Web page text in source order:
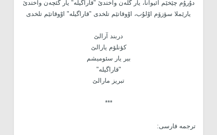
دۇرۇم چێخێم ائیوانا، یار گله‌ن واختدێ "قاراگیله" یار گئچه‌ن واختدێ
یارێملا سؤزۆم اوْلۇب، اوْوقاتێم تلخدی "قاراگیله" اوْوقاتێم تلخدی
دربند آرالێ
کؤنلۆم یارالێ
بیر یار سئومیشم
"قاراگیله"
تبریز مارالێ
***
ترجمه فارسی: